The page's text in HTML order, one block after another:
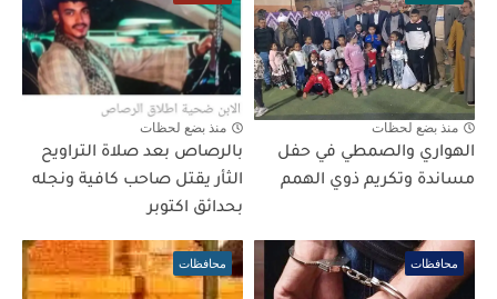
منذ بضع لحظات
الهواري والصمطي في حفل
مساندة وتكريم ذوي الهمم
منذ بضع لحظات
بالرصاص بعد صلاة التراويح
الثأر يقتل صاحب كافية ونجله
بحدائق اكتوبر
محافظات محافظات